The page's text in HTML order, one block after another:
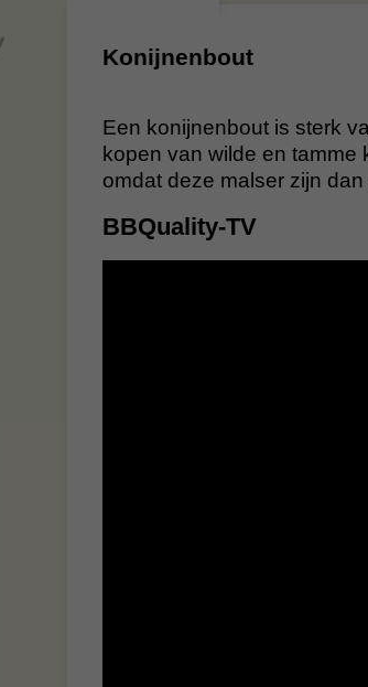
Konijnenbout
Een konijnenbout is sterk
kopen van wilde en tamme
omdat deze malser zijn
BBQuality-TV